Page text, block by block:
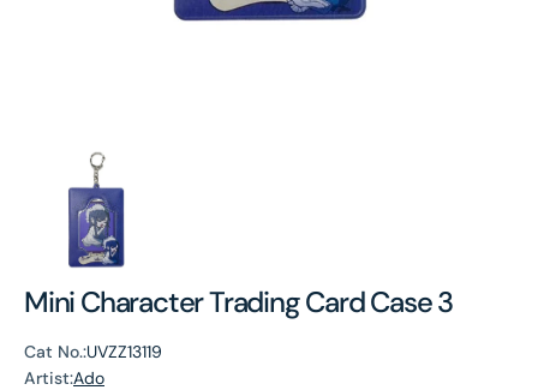
Mini Character Trading Card Case 3
Cat No.:UVZZ13119
Artist:Ado